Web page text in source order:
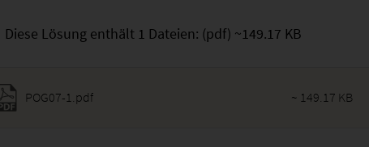
Diese Lösung enthält 1 Dateien: (pdf) ~149.17 KB
POG07-1.pdf ~ 149.17 KB